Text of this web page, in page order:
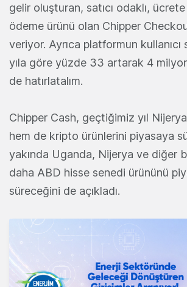
gelir oluşturan, satıcı odaklı,
ödeme ürünü olan Chipper
veriyor. Ayrıca platformun kullanıcı
yıla göre yüzde 33 artarak 4
de hatırlatalım.
Chipper Cash, geçtiğimiz yıl
hem de kripto ürünlerini piyasaya
yakında Uganda, Nijerya ve diğer
daha ABD hisse senedi ürününü
süreceğini de açıkladı.